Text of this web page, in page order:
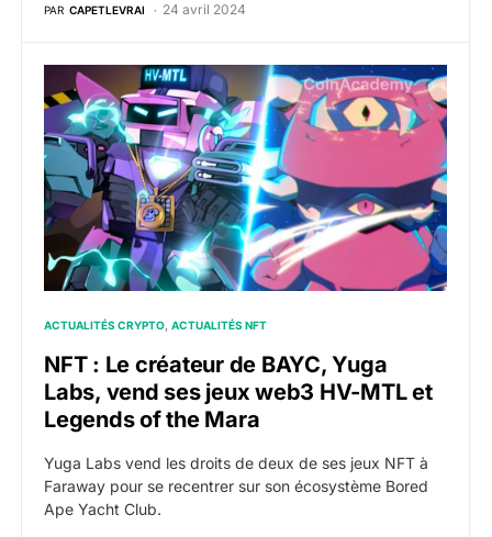
PAR CAPETLEVRAI 24 avril 2024
NFT : Le créateur de BAYC, Yuga Labs, vend ses
ACTUALITÉS CRYPTO ACTUALITÉS NFT
NFT : Le créateur de BAYC, Yuga
Labs, vend ses jeux web3 HV-MTL et
Legends of the Mara
Yuga Labs vend les droits de deux de ses jeux NFT à
Faraway pour se recentrer sur son écosystème Bored
Ape Yacht Club.